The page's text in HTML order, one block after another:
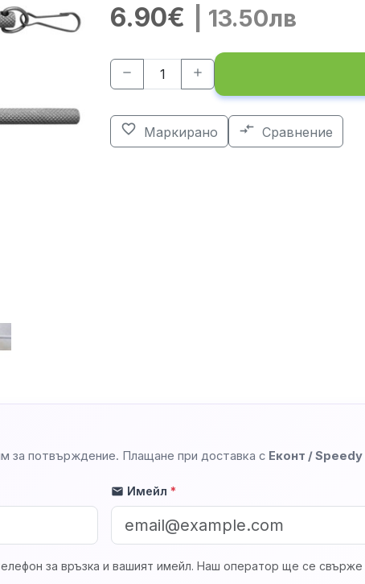
6.90€ | 13.50лв
remove add
favorite_border Маркирано compare_arrows Сравнение
потвърждение. Плащане при доставка с Еконт /
mail Имейл*
за връзка и вашият имейл. Наш оператор ще се